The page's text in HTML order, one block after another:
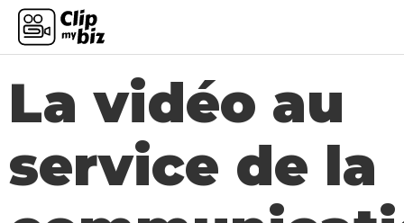
Wednesday, May 10, 2023
La vidéo au
service de la